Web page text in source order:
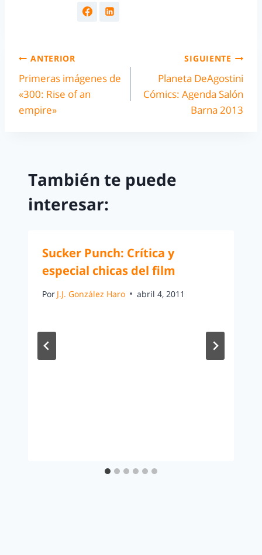
ANTERIOR
Primeras imágenes de
«300: Rise of an
empire»
SIGUIENTE
Planeta DeAgostini
Cómics: Agenda Salón
Barna 2013
También te puede
interesar:
Sucker Punch: Crítica y
especial chicas del film
Por J.J. González Haro abril 4, 2011